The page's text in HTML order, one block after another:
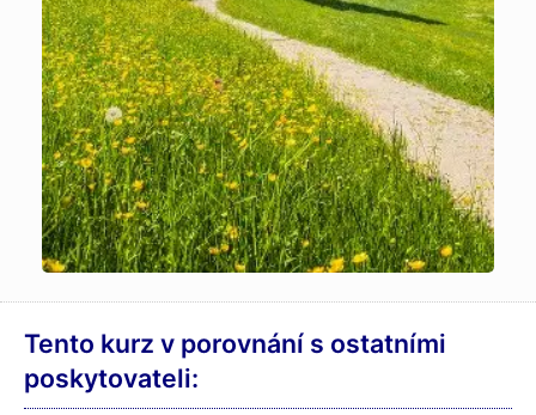
Tento kurz v porovnání s ostatními
poskytovateli: